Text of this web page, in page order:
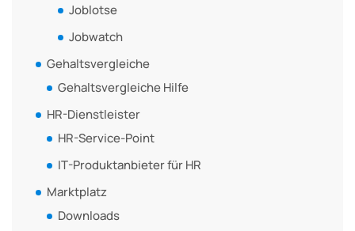
Joblotse
Jobwatch
Gehaltsvergleiche
Gehaltsvergleiche Hilfe
HR-Dienstleister
HR-Service-Point
IT-Produktanbieter für HR
Marktplatz
Downloads